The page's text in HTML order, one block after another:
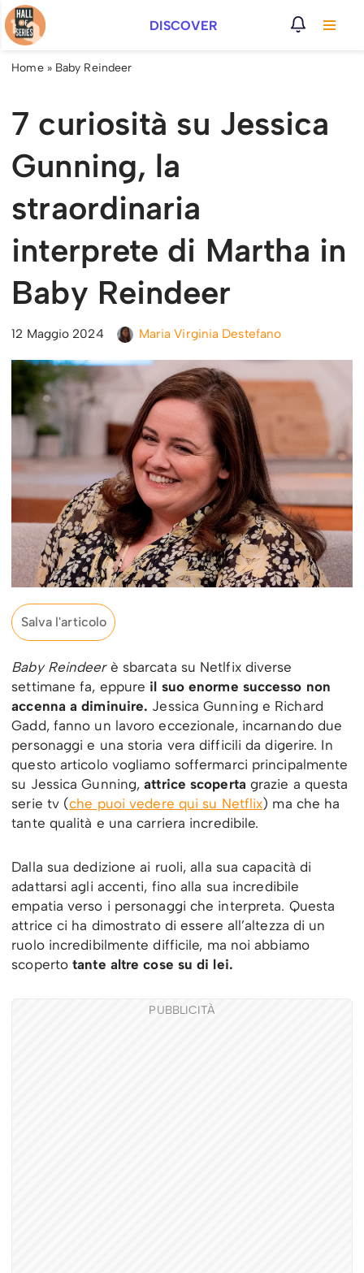
Vai
al
DISCOVER
Home» Baby Reindeer
7 curiosità su Jessica
Gunning, la
straordinaria
interprete di Martha in
Baby Reindeer
12 Maggio 2024 Maria Virginia Destefano
Salva l'articolo
Baby Reindeerè sbarcata su Netlfix diverse
settimane fa, eppure il suo enorme successo non
accenna a diminuire. Jessica Gunning e Richard
Gadd, fanno un lavoro eccezionale, incarnando due
personaggi e una storia vera difficili da digerire. In
questo articolo vogliamo soffermarci principalmente
su Jessica Gunning, attrice scoperta grazie a questa
serie tv (che puoi vedere qui su Netflix) ma che ha
tante qualità e una carriera incredibile.
Dalla sua dedizione ai ruoli, alla sua capacità di
adattarsi agli accenti, fino alla sua incredibile
empatia verso i personaggi che interpreta. Questa
attrice ci ha dimostrato di essere all’altezza di un
ruolo incredibilmente difficile, ma noi abbiamo
scopertotante altre cose su di lei.
PUBBLICITÀ